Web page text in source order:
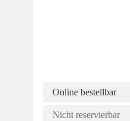
Online bestellbar
Nicht reservierbar